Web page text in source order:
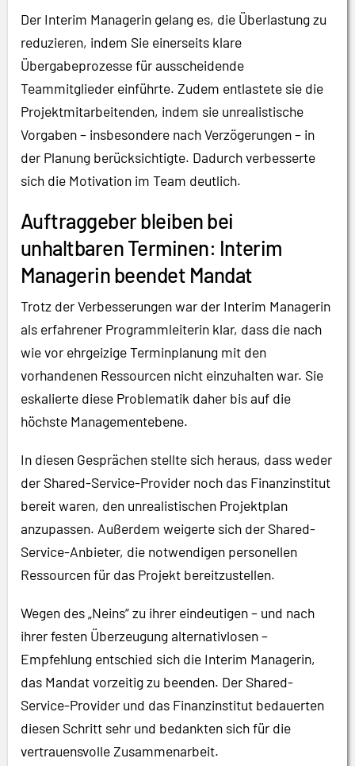
Der Interim Managerin gelang es, die Überlastung zu
reduzieren, indem Sie einerseits klare
Übergabeprozesse für ausscheidende
Teammitglieder einführte. Zudem entlastete sie die
Projektmitarbeitenden, indem sie unrealistische
Vorgaben – insbesondere nach Verzögerungen – in
der Planung berücksichtigte. Dadurch verbesserte
sich die Motivation im Team deutlich.
Auftraggeber bleiben bei
unhaltbaren Terminen: Interim
Managerin beendet Mandat
Trotz der Verbesserungen war der Interim Managerin
als erfahrener Programmleiterin klar, dass die nach
wie vor ehrgeizige Terminplanung mit den
vorhandenen Ressourcen nicht einzuhalten war. Sie
eskalierte diese Problematik daher bis auf die
höchste Managementebene.
In diesen Gesprächen stellte sich heraus, dass weder
der Shared-Service-Provider noch das Finanzinstitut
bereit waren, den unrealistischen Projektplan
anzupassen. Außerdem weigerte sich der Shared-
Service-Anbieter, die notwendigen personellen
Ressourcen für das Projekt bereitzustellen.
Wegen des „Neins“ zu ihrer eindeutigen – und nach
ihrer festen Überzeugung alternativlosen –
Empfehlung entschied sich die Interim Managerin,
das Mandat vorzeitig zu beenden. Der Shared-
Service-Provider und das Finanzinstitut bedauerten
diesen Schritt sehr und bedankten sich für die
vertrauensvolle Zusammenarbeit.